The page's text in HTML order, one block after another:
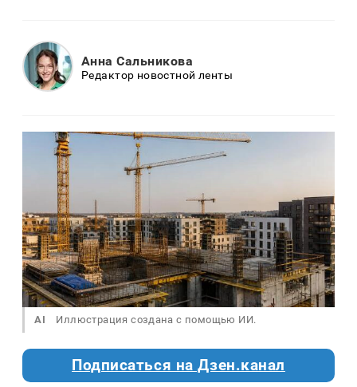
Анна Сальникова
Редактор новостной ленты
AI Иллюстрация создана с помощью ИИ.
Подписаться на Дзен.канал